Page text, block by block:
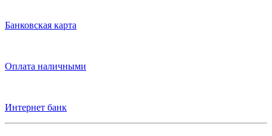
Банковская карта
Оплата наличными
Интернет банк